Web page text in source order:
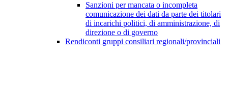
Sanzioni per mancata o incompleta
comunicazione dei dati da parte dei titolari
di incarichi politici, di amministrazione, di
direzione o di governo
Rendiconti gruppi consiliari regionali/provinciali